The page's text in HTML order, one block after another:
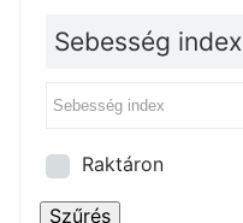
Sebesség index
Raktáron
Szűrés